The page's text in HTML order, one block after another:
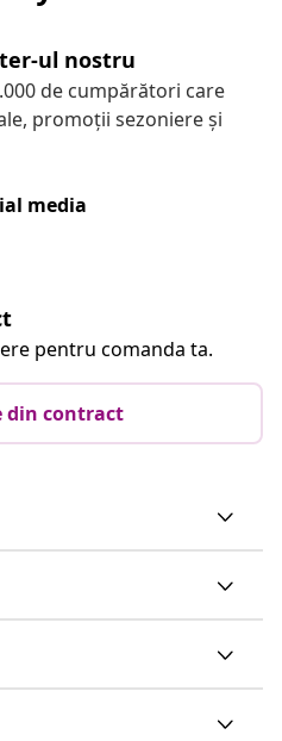
ul nostru
de cumpărători care
promoții sezoniere și
media
pentru comanda ta.
din contract